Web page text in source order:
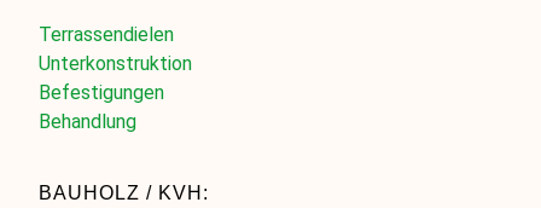
Terrassendielen
Unterkonstruktion
Befestigungen
Behandlung
BAUHOLZ / KVH: